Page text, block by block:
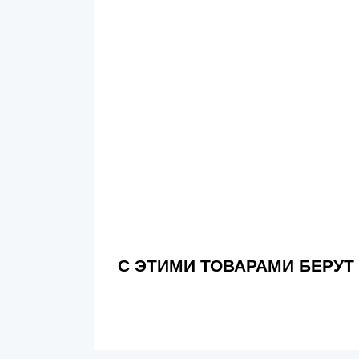
С ЭТИМИ ТОВАРАМИ БЕРУТ